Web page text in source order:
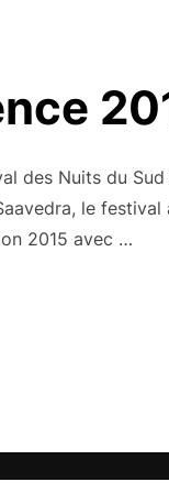
des Nuits du Sud
le festival
2015 avec …
SUD DE VENCE